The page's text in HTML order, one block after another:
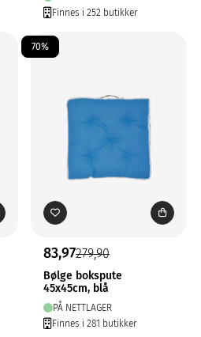
Finnes i 252 butikker
70%
83,97279,90
Bølge bokspute
45x45cm, blå
PÅ NETTLAGER
Finnes i 281 butikker